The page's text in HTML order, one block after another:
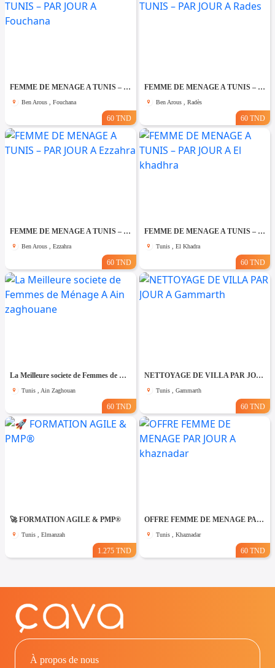
FEMME DE MENAGE A TUNIS – PAR JOUR A Fouchana
Ben Arous , Fouchana
60 TND
FEMME DE MENAGE A TUNIS – PAR JOUR A Rades
Ben Arous , Radès
60 TND
FEMME DE MENAGE A TUNIS – PAR JOUR A Ezzahra
Ben Arous , Ezzahra
60 TND
FEMME DE MENAGE A TUNIS – PAR JOUR A El khadhra
Tunis , El Khadra
60 TND
La Meilleure societe de Femmes de Ménage A Ain zaghouane
Tunis , Ain Zaghouan
60 TND
NETTOYAGE DE VILLA PAR JOUR A Gammarth
Tunis , Gammarth
60 TND
🚀 FORMATION AGILE & PMP®
Tunis , Elmanzah
1.275 TND
OFFRE FEMME DE MENAGE PAR JOUR A khaznadar
Tunis , Khaznadar
60 TND
À propos de nous